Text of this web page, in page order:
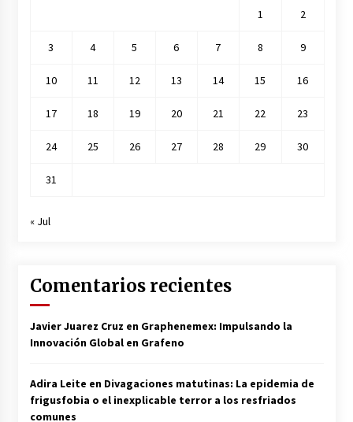
1
2
3 4 5 6 7 8 9
10 11 12 13 14 15 16
17 18 19 20 21 22 23
24 25 26 27 28 29 30
31
« Jul
Comentarios recientes
Javier Juarez Cruz en Graphenemex: Impulsando la
Innovación Global en Grafeno
Adira Leite en Divagaciones matutinas: La epidemia de
frigusfobia o el inexplicable terror a los resfriados
comunes